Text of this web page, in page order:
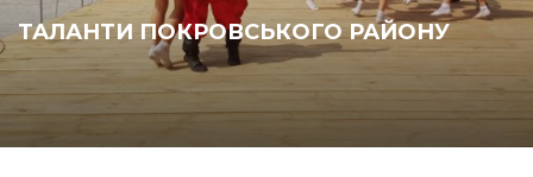
ТАЛАНТИ ПОКРОВСЬКОГО РАЙОНУ